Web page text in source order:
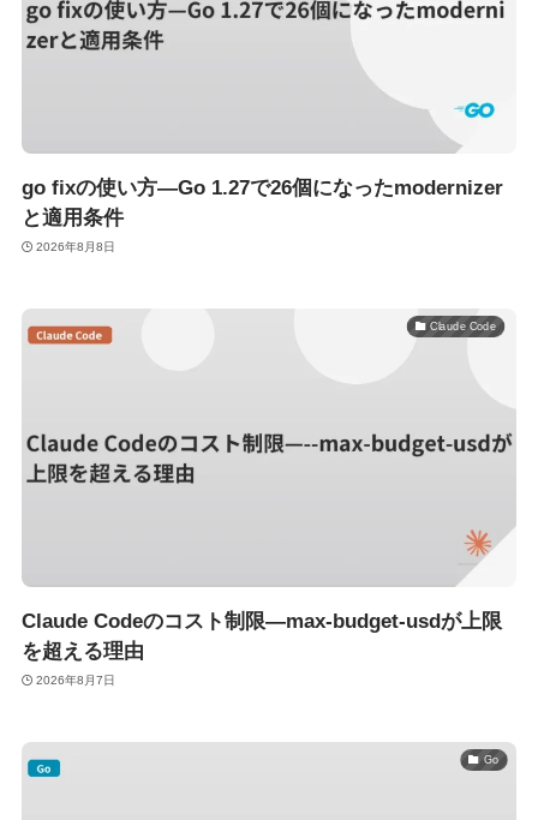
go fixの使い方—Go 1.27で26個になったmodernizer
と適用条件
2026年8月8日
Claude Code
Claude Codeのコスト制限—max-budget-usdが上限
を超える理由
2026年8月7日
Go